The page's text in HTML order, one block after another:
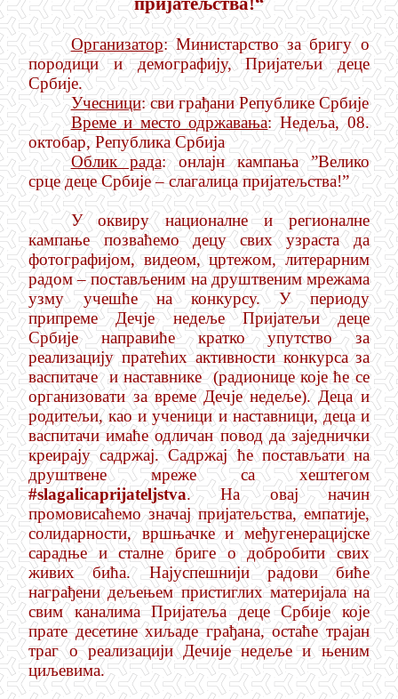
Организатор:Министарство за бригу о
породици и демографију,
Пријатељи деце
Србије.
Учесници: сви грађани Републике Србије
Време и место одржавања:Недеља, 08.
октобар, Република Србија
Облик рада: онлајн кампања”Велико
срце деце Србије – слагалица пријатељства!”
У оквиру националне и регионалне
кампање позваћемо децу свих узраста да
фотографијом, видеом, цртежом, литерарним
радом – постављеним на друштвеним мрежама
узму учешће на конкурсу. У периоду
припреме Дечје недеље Пријатељи деце
Србије направиће кратко упутство за
реализацију пратећих активности конкурса за
васпитаче и наставнике (радионице које ће се
организовати за време Дечје недеље). Деца и
родитељи, као и ученици и наставници, деца и
васпитачи имаће одличан повод да заједнички
креирају садржај. Садржај ће постављати на
друштвене мреже са хештегом
#slagalicaprijateljstva. На овај начин
промовисаћемо значај пријатељства, емпатије,
солидарности, вршњачке и међугенерацијске
сарадње и сталне бриге о добробити свих
живих бића. Најуспешнији радови биће
награђени дељењем пристиглих материјала на
свим каналима Пријатеља деце Србије које
прате десетине хиљаде грађана, остаће трајан
траг о реализацији Дечије недеље и њеним
циљевима.